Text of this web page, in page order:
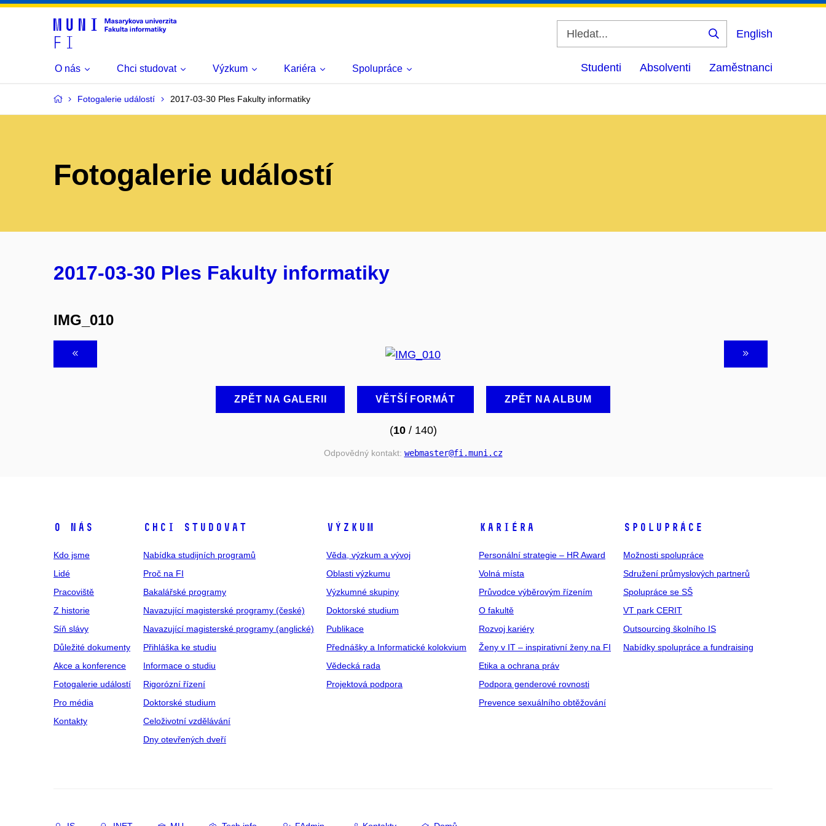
Vyhledat
English
O nás Chci studovat Výzkum Kariéra Spolupráce Studenti Absolventi Zaměstnanci
Fotogalerie událostí 2017-03-30 Ples Fakulty informatiky
Fotogalerie událostí
2017-03-30 Ples Fakulty informatiky
IMG_010
ZPĚT NA GALERII VĚTŠÍ FORMÁT ZPĚT NA ALBUM
(10/ 140)
Odpovědný kontakt: webmaster@fi .muni .cz
O NÁS
Kdo jsme
Lidé
Pracoviště
Z historie
Síň slávy
Důležité dokumenty
Akce a konference
Fotogalerie událostí
Pro média
Kontakty
CHCI STUDOVAT
Nabídka studijních programů
Proč na FI
Bakalářské programy
Navazující magisterské programy (české)
Navazující magisterské programy (anglické)
Přihláška ke studiu
Informace o studiu
Rigorózní řízení
Doktorské studium
Celoživotní vzdělávání
Dny otevřených dveří
VÝZKUM
Věda, výzkum a vývoj
Oblasti výzkumu
Výzkumné skupiny
Doktorské studium
Publikace
Přednášky a Informatické kolokvium
Vědecká rada
Projektová podpora
KARIÉRA
Personální strategie – HR Award
Volná místa
Průvodce výběrovým řízením
O fakultě
Rozvoj kariéry
Ženy v IT – inspirativní ženy na FI
Etika a ochrana práv
Podpora genderové rovnosti
Prevence sexuálního obtěžování
SPOLUPRÁCE
Možnosti spolupráce
Sdružení průmyslových partnerů
Spolupráce se SŠ
VT park CERIT
Outsourcing školního IS
Nabídky spolupráce a fundraising